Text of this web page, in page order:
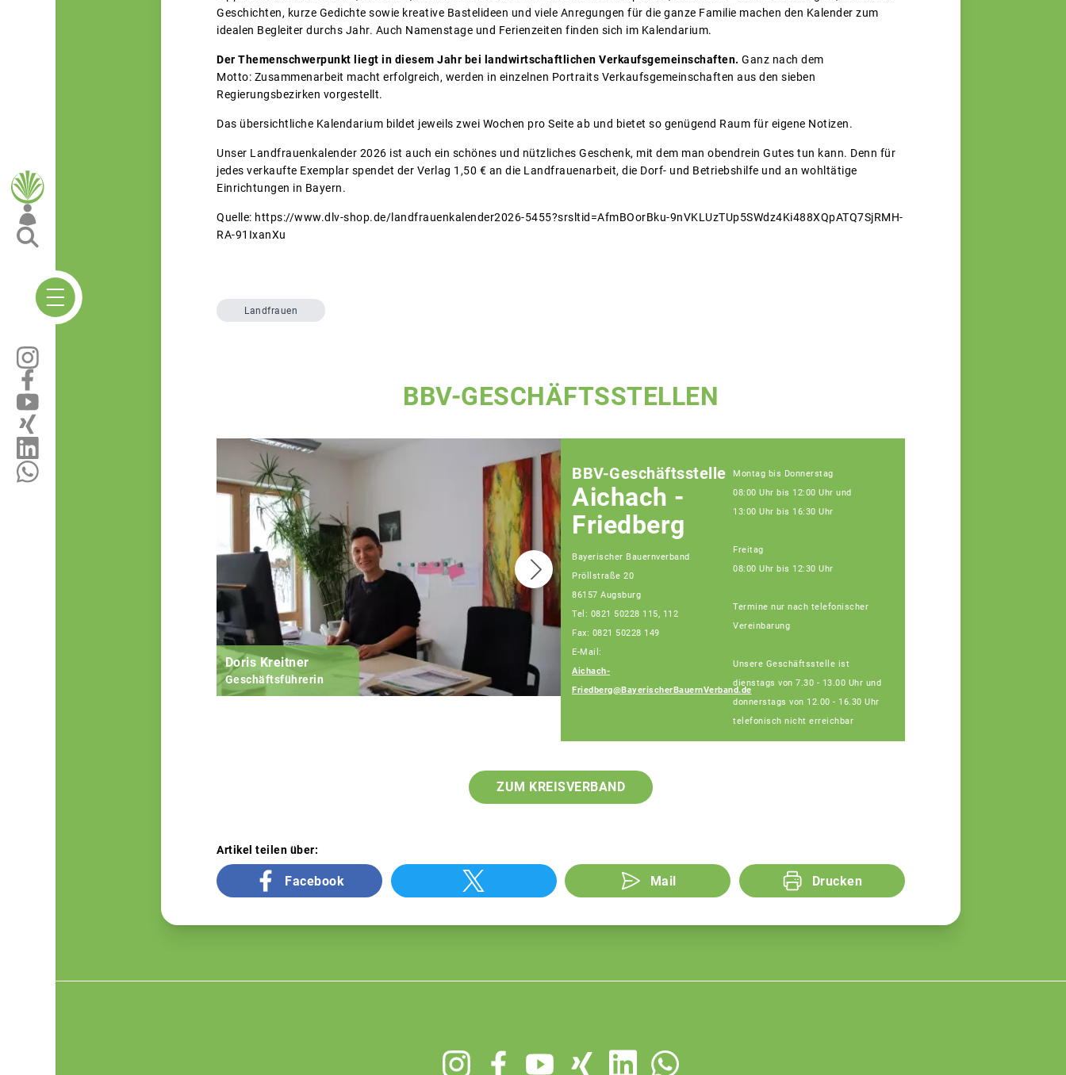
Geschichten, kurze Gedichte sowie kreative Bastelideen und viele Anregungen für die ganze Familie machen den Kalender zum
idealen Begleiter durchs Jahr. Auch Namenstage und Ferienzeiten finden sich im Kalendarium.
Der Themenschwerpunkt liegt in diesem Jahr bei landwirtschaftlichen Verkaufsgemeinschaften. Ganz nach dem
Motto: Zusammenarbeit macht erfolgreich, werden in einzelnen Portraits Verkaufsgemeinschaften aus den sieben
Regierungsbezirken vorgestellt.
Das übersichtliche Kalendarium bildet jeweils zwei Wochen pro Seite ab und bietet so genügend Raum für eigene Notizen.
Unser Landfrauenkalender 2026 ist auch ein schönes und nützliches Geschenk, mit dem man obendrein Gutes tun kann. Denn für
jedes verkaufte Exemplar spendet der Verlag 1,50 € an die Landfrauenarbeit, die Dorf- und Betriebshilfe und an wohltätige
Einrichtungen in Bayern.
Quelle: https://www.dlv-shop.de/landfrauenkalender2026-5455?srsltid=AfmBOorBku-9nVKLUzTUp5SWdz4Ki488XQpATQ7SjRMH-
RA-91IxanXu
Landfrauen
BBV-GESCHÄFTSSTELLEN
Doris Kreitner
Geschäftsführerin Fachberaterin
BBV-Geschäftsstelle
Aichach -
Friedberg
Bayerischer Bauernverband
Pröllstraße 20
86157 Augsburg
Tel: 0821 50228 115, 112
Fax: 0821 50228 149
E-Mail:
Aichach-
Friedberg@BayerischerBauernVerband.de
Montag bis Donnerstag
08:00 Uhr bis 12:00 Uhr und
13:00 Uhr bis 16:30 Uhr
Freitag
08:00 Uhr bis 12:30 Uhr
Termine nur nach telefonischer
Vereinbarung
Unsere Geschäftsstelle ist
dienstags von 7.30 - 13.00 Uhr und
donnerstags von 12.00 - 16.30 Uhr
telefonisch nicht erreichbar
ZUM KREISVERBAND
Artikel teilen über:
Facebook Mail Drucken